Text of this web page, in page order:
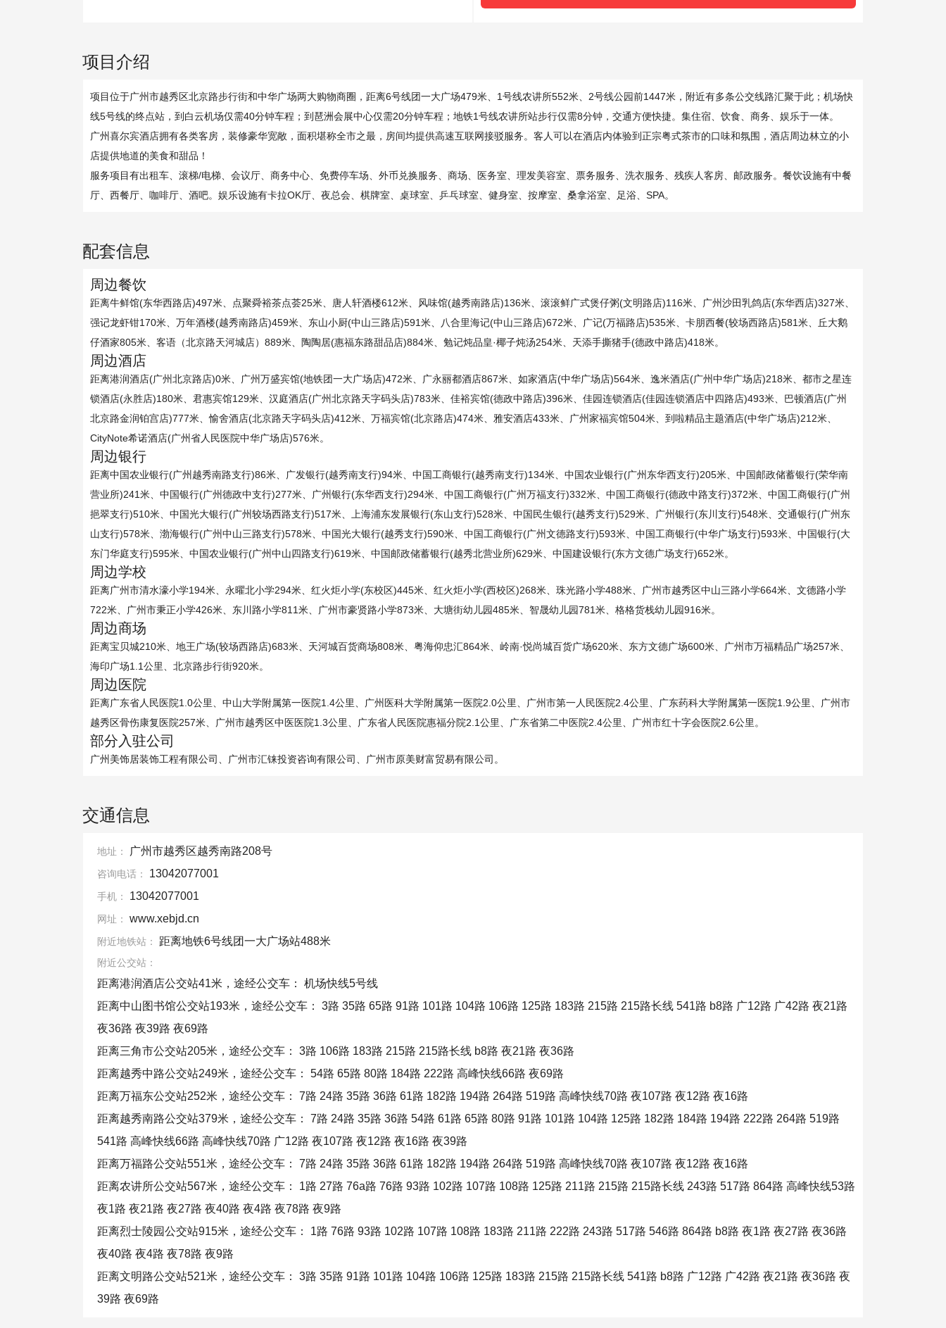
项目介绍
项目位于广州市越秀区北京路步行街和中华广场两大购物商圈，距离6号线团一大广场479米、1号线农讲所552米、2号线公园前1447米，附近有多条公交线路汇聚于此；机场快
线5号线的终点站，到白云机场仅需40分钟车程；到琶洲会展中心仅需20分钟车程；地铁1号线农讲所站步行仅需8分钟，交通方便快捷。集住宿、饮食、商务、娱乐于一体。
广州喜尔宾酒店拥有各类客房，装修豪华宽敞，面积堪称全市之最，房间均提供高速互联网接驳服务。客人可以在酒店内体验到正宗粤式茶市的口味和氛围，酒店周边林立的小
店提供地道的美食和甜品！
服务项目有出租车、滚梯/电梯、会议厅、商务中心、免费停车场、外币兑换服务、商场、医务室、理发美容室、票务服务、洗衣服务、残疾人客房、邮政服务。餐饮设施有中餐
厅、西餐厅、咖啡厅、酒吧。娱乐设施有卡拉OK厅、夜总会、棋牌室、桌球室、乒乓球室、健身室、按摩室、桑拿浴室、足浴、SPA。
配套信息
周边餐饮
距离牛鲜馆(东华西路店)497米、点聚舜裕茶点荟25米、唐人轩酒楼612米、风味馆(越秀南路店)136米、滚滚鲜广式煲仔粥(文明路店)116米、广州沙田乳鸽店(东华西店)327米、
强记龙虾钳170米、万年酒楼(越秀南路店)459米、东山小厨(中山三路店)591米、八合里海记(中山三路店)672米、广记(万福路店)535米、卡朋西餐(较场西路店)581米、丘大鹅
仔酒家805米、客语（北京路天河城店）889米、陶陶居(惠福东路甜品店)884米、勉记炖品皇·椰子炖汤254米、天添手撕猪手(德政中路店)418米。
周边酒店
距离港润酒店(广州北京路店)0米、广州万盛宾馆(地铁团一大广场店)472米、广永丽都酒店867米、如家酒店(中华广场店)564米、逸米酒店(广州中华广场店)218米、都市之星连
锁酒店(永胜店)180米、君惠宾馆129米、汉庭酒店(广州北京路天字码头店)783米、佳裕宾馆(德政中路店)396米、佳园连锁酒店(佳园连锁酒店中四路店)493米、巴顿酒店(广州
北京路金润铂宫店)777米、愉舍酒店(北京路天字码头店)412米、万福宾馆(北京路店)474米、雅安酒店433米、广州家福宾馆504米、到啦精品主题酒店(中华广场店)212米、
CityNote希诺酒店(广州省人民医院中华广场店)576米。
周边银行
距离中国农业银行(广州越秀南路支行)86米、广发银行(越秀南支行)94米、中国工商银行(越秀南支行)134米、中国农业银行(广州东华西支行)205米、中国邮政储蓄银行(荣华南
营业所)241米、中国银行(广州德政中支行)277米、广州银行(东华西支行)294米、中国工商银行(广州万福支行)332米、中国工商银行(德政中路支行)372米、中国工商银行(广州
挹翠支行)510米、中国光大银行(广州较场西路支行)517米、上海浦东发展银行(东山支行)528米、中国民生银行(越秀支行)529米、广州银行(东川支行)548米、交通银行(广州东
山支行)578米、渤海银行(广州中山三路支行)578米、中国光大银行(越秀支行)590米、中国工商银行(广州文德路支行)593米、中国工商银行(中华广场支行)593米、中国银行(大
东门华庭支行)595米、中国农业银行(广州中山四路支行)619米、中国邮政储蓄银行(越秀北营业所)629米、中国建设银行(东方文德广场支行)652米。
周边学校
距离广州市清水濠小学194米、永曜北小学294米、红火炬小学(东校区)445米、红火炬小学(西校区)268米、珠光路小学488米、广州市越秀区中山三路小学664米、文德路小学
722米、广州市秉正小学426米、东川路小学811米、广州市豪贤路小学873米、大塘街幼儿园485米、智晟幼儿园781米、格格货栈幼儿园916米。
周边商场
距离宝贝城210米、地王广场(较场西路店)683米、天河城百货商场808米、粤海仰忠汇864米、岭南·悦尚城百货广场620米、东方文德广场600米、广州市万福精品广场257米、
海印广场1.1公里、北京路步行街920米。
周边医院
距离广东省人民医院1.0公里、中山大学附属第一医院1.4公里、广州医科大学附属第一医院2.0公里、广州市第一人民医院2.4公里、广东药科大学附属第一医院1.9公里、广州市
越秀区骨伤康复医院257米、广州市越秀区中医医院1.3公里、广东省人民医院惠福分院2.1公里、广东省第二中医院2.4公里、广州市红十字会医院2.6公里。
部分入驻公司
广州美饰居装饰工程有限公司、广州市汇铼投资咨询有限公司、广州市原美财富贸易有限公司。
交通信息
地址： 广州市越秀区越秀南路208号
咨询电话： 13042077001
手机： 13042077001
网址： www.xebjd.cn
附近地铁站： 距离地铁6号线团一大广场站488米
附近公交站：
距离港润酒店公交站41米，途经公交车： 机场快线5号线
距离中山图书馆公交站193米，途经公交车： 3路 35路 65路 91路 101路 104路 106路 125路 183路 215路 215路长线 541路 b8路 广12路 广42路 夜21路
夜36路 夜39路 夜69路
距离三角市公交站205米，途经公交车： 3路 106路 183路 215路 215路长线 b8路 夜21路 夜36路
距离越秀中路公交站249米，途经公交车： 54路 65路 80路 184路 222路 高峰快线66路 夜69路
距离万福东公交站252米，途经公交车： 7路 24路 35路 36路 61路 182路 194路 264路 519路 高峰快线70路 夜107路 夜12路 夜16路
距离越秀南路公交站379米，途经公交车： 7路 24路 35路 36路 54路 61路 65路 80路 91路 101路 104路 125路 182路 184路 194路 222路 264路 519路
541路 高峰快线66路 高峰快线70路 广12路 夜107路 夜12路 夜16路 夜39路
距离万福路公交站551米，途经公交车： 7路 24路 35路 36路 61路 182路 194路 264路 519路 高峰快线70路 夜107路 夜12路 夜16路
距离农讲所公交站567米，途经公交车： 1路 27路 76a路 76路 93路 102路 107路 108路 125路 211路 215路 215路长线 243路 517路 864路 高峰快线53路
夜1路 夜21路 夜27路 夜40路 夜4路 夜78路 夜9路
距离烈士陵园公交站915米，途经公交车： 1路 76路 93路 102路 107路 108路 183路 211路 222路 243路 517路 546路 864路 b8路 夜1路 夜27路 夜36路
夜40路 夜4路 夜78路 夜9路
距离文明路公交站521米，途经公交车： 3路 35路 91路 101路 104路 106路 125路 183路 215路 215路长线 541路 b8路 广12路 广42路 夜21路 夜36路 夜
39路 夜69路